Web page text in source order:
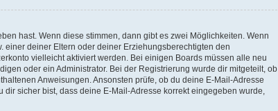
hast. Wenn diese stimmen, dann gibt es zwei Möglichkeiten. Wenn
einer deiner Eltern oder deiner Erziehungsberechtigten den
vielleicht aktiviert werden. Bei einigen Boards müssen alle neu
oder ein Administrator. Bei der Registrierung wurde dir mitgeteilt, ob
Anweisungen. Ansonsten prüfe, ob du deine E-Mail-Adresse
sicher bist, dass deine E-Mail-Adresse korrekt eingegeben wurde,